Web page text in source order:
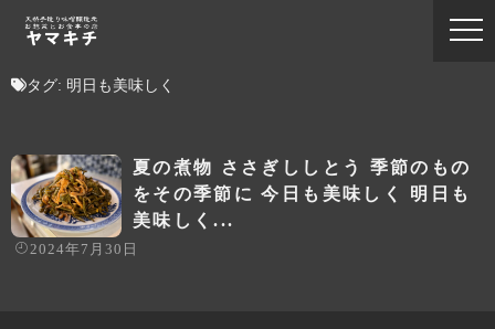
タグ: 明日も美味しく
夏の煮物 ささぎししとう 季節のもの
をその季節に 今日も美味しく 明日も
美味しく...
2024年7月30日